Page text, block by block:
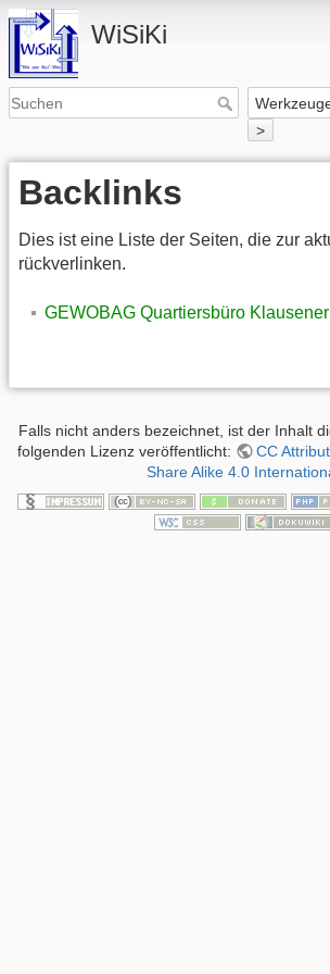
WiSiKi
>
Backlinks
Dies ist eine Liste der Seiten, die zur
rückverlinken.
GEWOBAG Quartiersbüro
Falls nicht anders bezeichnet, ist der Inhalt
folgenden Lizenz veröffentlicht:
CC
Share Alike 4.0